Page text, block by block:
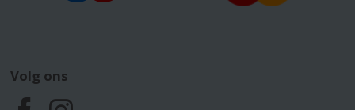
Volg ons